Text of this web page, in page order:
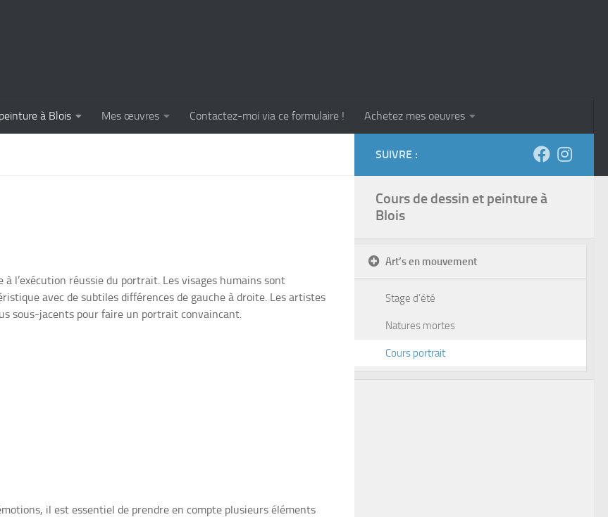
à Blois Mes œuvres Contactez-moi via ce formulaire ! Achetez mes oeuvres
l’exécution réussie du portrait. Les visages humains sont
avec de subtiles différences de gauche à droite. Les artistes
sous-jacents pour faire un portrait convaincant.
il est essentiel de prendre en compte plusieurs éléments
SUIVRE :
Cours de dessin et peinture à
Blois
Art’s en mouvement
Stage d’été
Natures mortes
Cours portrait